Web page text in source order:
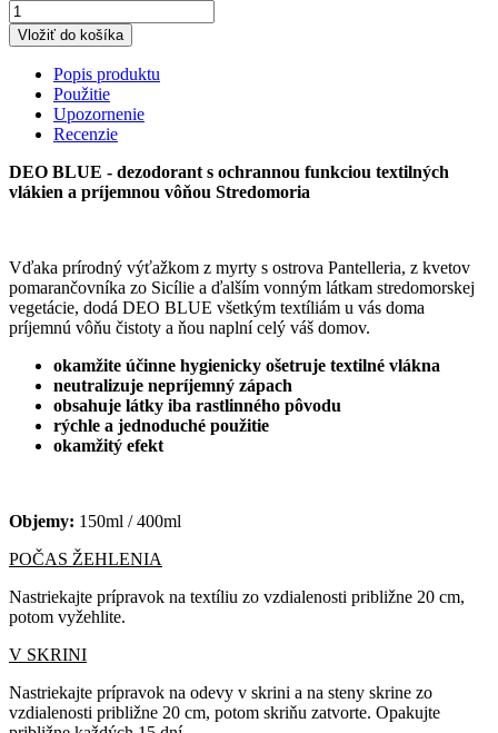
Vložiť do košíka
Popis produktu
Použitie
Upozornenie
Recenzie
DEO BLUE - dezodorant s ochrannou funkciou textilných
vlákien a príjemnou vôňou Stredomoria
Vďaka prírodný výťažkom z myrty s ostrova Pantelleria, z kvetov
pomarančovníka zo Sicílie a ďalším vonným látkam stredomorskej
vegetácie, dodá DEO BLUE všetkým textíliám u vás doma
príjemnú vôňu čistoty a ňou naplní celý váš domov.
okamžite účinne hygienicky ošetruje textilné vlákna
neutralizuje nepríjemný zápach
obsahuje látky iba rastlinného pôvodu
rýchle a jednoduché použitie
okamžitý efekt
Objemy: 150ml / 400ml
POČAS ŽEHLENIA
Nastriekajte prípravok na textíliu zo vzdialenosti približne 20 cm,
potom vyžehlite.
V SKRINI
Nastriekajte prípravok na odevy v skrini a na steny skrine zo
vzdialenosti približne 20 cm, potom skriňu zatvorte. Opakujte